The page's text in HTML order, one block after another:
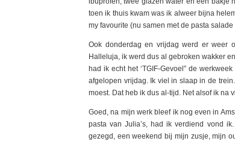
toen ik thuis kwam was ik alweer bijna
my favourite (nu samen met de pasta
Ook donderdag en vrijdag werd er weer
Halleluja, ik werd dus al gebroken wakker
had ik echt het ‘TGIF-Gevoel” de
afgelopen vrijdag. Ik viel in slaap in de
moest. Dat heb ik dus al-tijd. Net alsof ik na
Goed, na mijn werk bleef ik nog even in
pasta van Julia’s, had ik verdiend vond
gezegd, een weekend bij mijn zusje, mijn